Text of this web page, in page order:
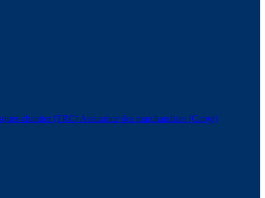
chantier (TRC) Assurance des marchandises (Cargo)